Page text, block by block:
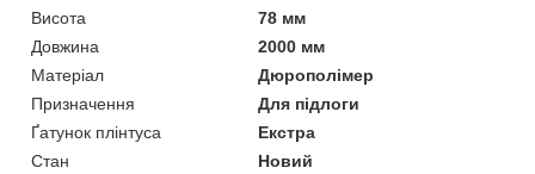
Висота
78 мм
Довжина
2000 мм
Матеріал
Дюрополімер
Призначення
Для підлоги
Ґатунок плінтуса
Екстра
Стан
Новий